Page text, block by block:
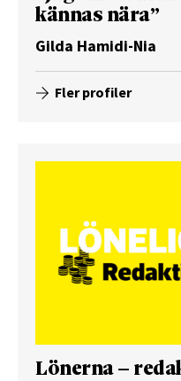
kännas nära”
Gilda Hamidi-Nia
Fler profiler
Lönerna –